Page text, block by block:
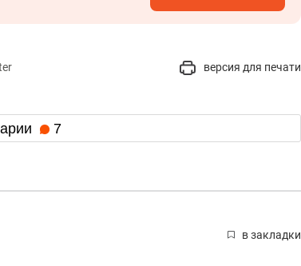
версия для печати
7
в закладки